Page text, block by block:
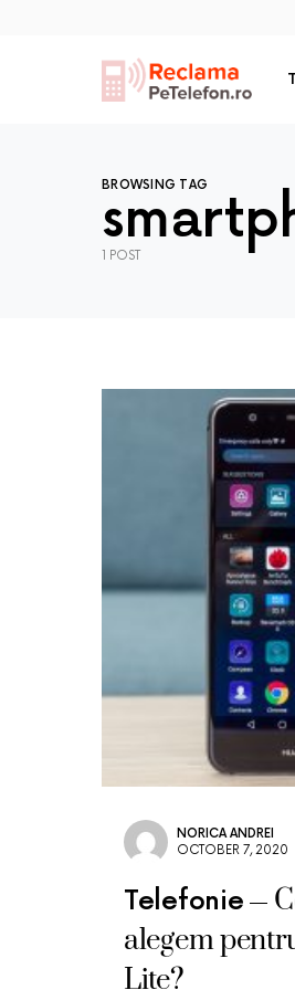
BROWSING TAG
1 POST
NORICA ANDREI
OCTOBER 7, 2020
Telefonie
alegem
Lite?